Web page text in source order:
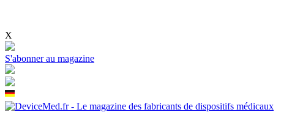
X
S'abonner au magazine